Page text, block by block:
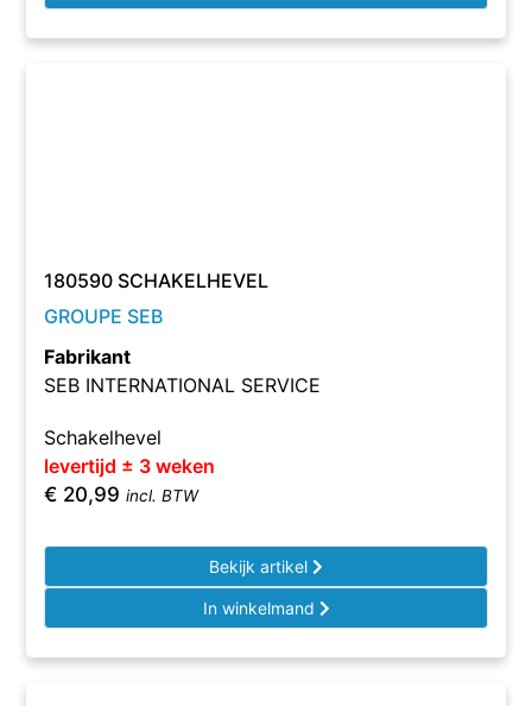
180590 SCHAKELHEVEL
GROUPE SEB
Fabrikant
SEB INTERNATIONAL SERVICE
Schakelhevel
levertijd ± 3 weken
€ 20,99 incl. BTW
Bekijk artikel
In winkelmand